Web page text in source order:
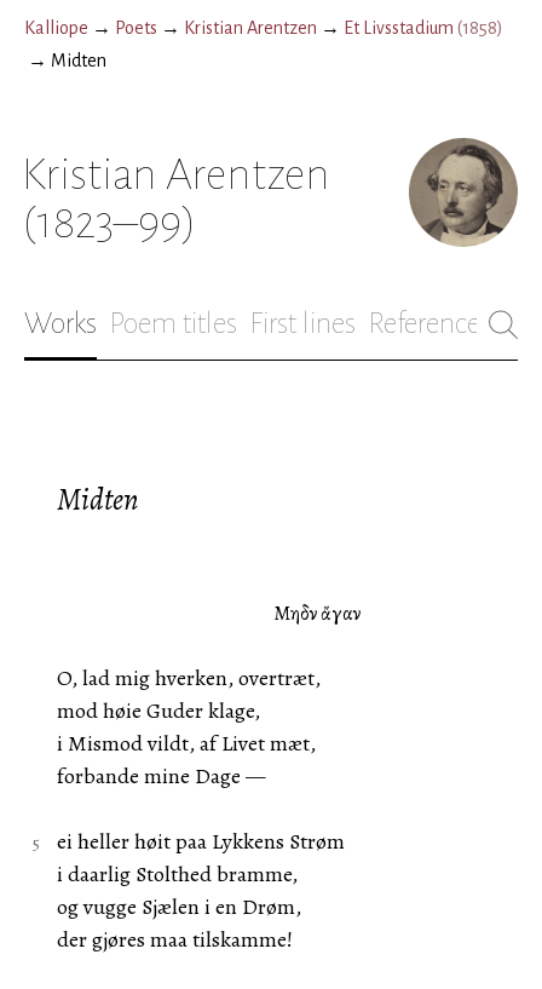
Kalliope → Poets → Kristian Arentzen → Et Livsstadium (1858)
→ Midten
Kristian Arentzen
(1823–99)
Works Poem titles First lines References
Midten
Μηδὲν ἄγαν
O, lad mig hverken, overtræt,
mod høie Guder klage,
i Mismod vildt, af Livet mæt,
forbande mine Dage —
ei heller høit paa Lykkens Strøm
i daarlig Stolthed bramme,
og vugge Sjælen i en Drøm,
der gjøres maa tilskamme!